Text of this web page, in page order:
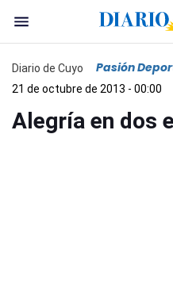
Diario de Cuyo Pasión
21 de octubre de 2013 - 00:00
Alegría en dos